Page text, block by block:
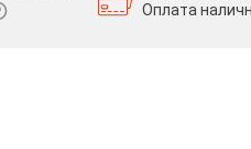
Оплата